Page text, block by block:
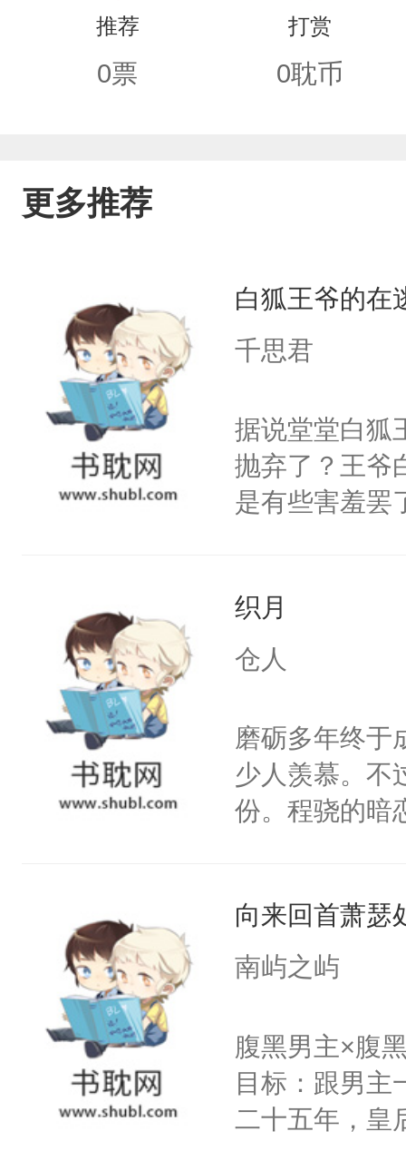
推荐
0票
打赏
0耽币
更多推荐
白狐王爷的在
千思君
据说堂堂白狐
抛弃了？王爷
是有些害羞罢
想，需得寸
想往哪里跑呢
的夫人，你倒
手投降，说：
我背后拿开？”
织月
仓人
磨砺多年终于
少人羡慕。不
份。程骁的暗
纪人看着保守
挑了几件性感
戚恩的信息，
狗滚吧。]程
已发出，但被
向来回首萧瑟
南屿之屿
腹黑男主×腹
目标：跟男主
二十五年，皇